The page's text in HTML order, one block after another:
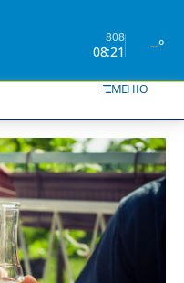
808
08:21 --°
МЕНЮ